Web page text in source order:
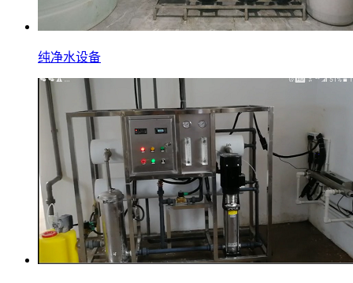
纯净水设备